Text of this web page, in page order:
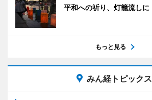
平和への祈り、灯籠流しに
もっと見る
みん経トピックス